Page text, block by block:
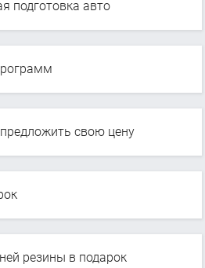
подготовка авто
свою цену
резины в подарок